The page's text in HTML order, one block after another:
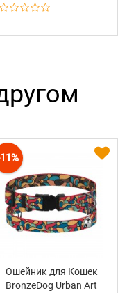
Ошейник для Кошек
BronzeDog Urban Art